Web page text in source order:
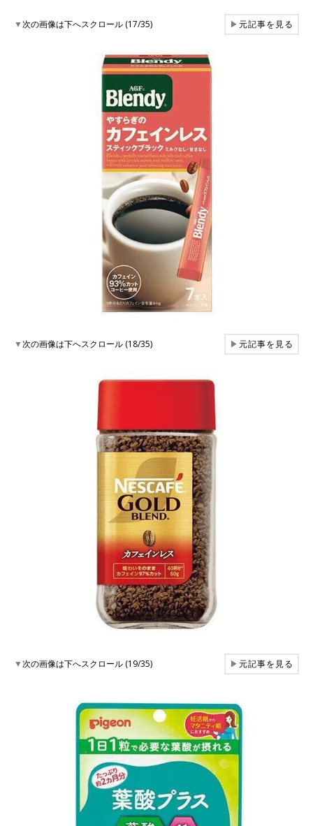
▼次の画像は下へスクロール (17/35) ▶元記事を見る
▼次の画像は下へスクロール (18/35) ▶元記事を見る
▼次の画像は下へスクロール (19/35) ▶元記事を見る